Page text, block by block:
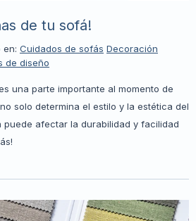
de tu sofá!
en: Cuidados de sofás Decoración
de diseño
una parte importante al momento de
solo determina el estilo y la estética del
puede afectar la durabilidad y facilidad